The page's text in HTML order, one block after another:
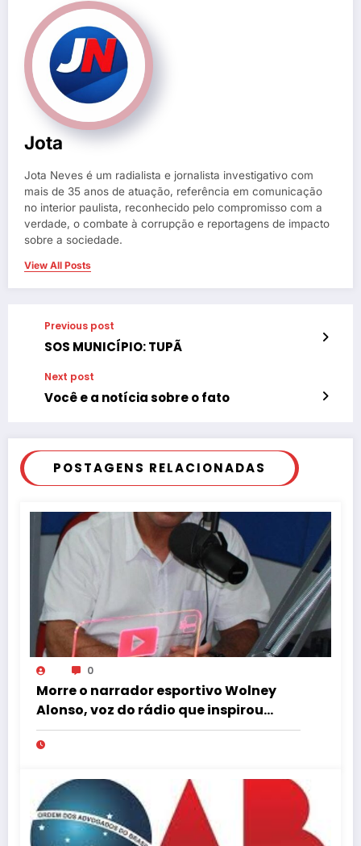
Jota
Jota Neves é um radialista e jornalista investigativo com
mais de 35 anos de atuação, referência em comunicação
no interior paulista, reconhecido pelo compromisso com a
verdade, o combate à corrupção e reportagens de impacto
sobre a sociedade.
View All Posts
Previous post
SOS MUNICÍPIO: TUPÃ
Next post
Você e a notícia sobre o fato
POSTAGENS RELACIONADAS
0
Morre o narrador esportivo Wolney
Alonso, voz do rádio que inspirou
Gustavo Villani